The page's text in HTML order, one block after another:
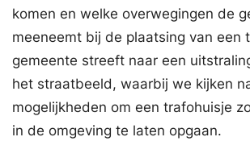
komen en welke overwegingen de
meeneemt bij de plaatsing van een
gemeente streeft naar een
het straatbeeld, waarbij we kijken
mogelijkheden om een trafohuisje
in de omgeving te laten opgaan.